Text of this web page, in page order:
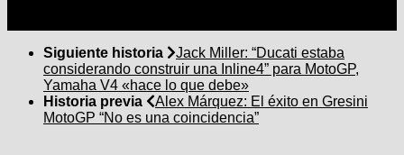
Siguiente historia
Jack Miller: “Ducati estaba
considerando construir una Inline4” para MotoGP,
Yamaha V4 «hace lo que debe»
Historia previa
Alex Márquez: El éxito en Gresini
MotoGP “No es una coincidencia”